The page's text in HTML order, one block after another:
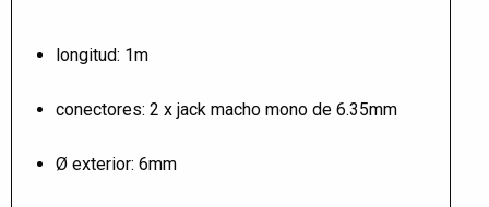
longitud: 1m
conectores: 2 x jack macho mono de 6.35mm
Ø exterior: 6mm